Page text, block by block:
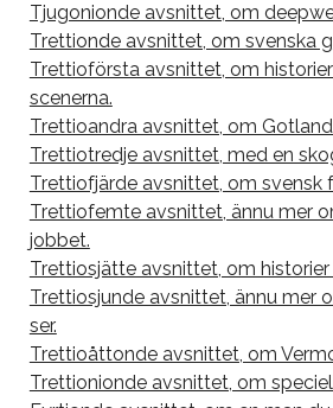
Tjugonionde avsnittet, om
Trettionde avsnittet, om svenska
Trettioförsta avsnittet, om
scenerna.
Trettioandra avsnittet, om
Trettiotredje avsnittet, med en
Trettiofjärde avsnittet, om svensk
Trettiofemte avsnittet, ännu mer
jobbet.
Trettiosjätte avsnittet, om historier
Trettiosjunde avsnittet, ännu mer
ser.
Trettioåttonde avsnittet, om
Trettionionde avsnittet, om